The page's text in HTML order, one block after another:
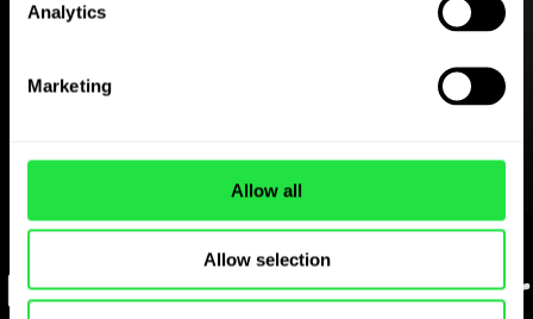
Analytics
Marketing
Allow all
Allow selection
Ladda ner appen
minuter.
Växla i appen
Följ populära valutapar